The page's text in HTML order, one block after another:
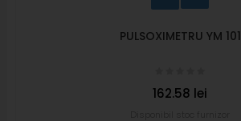
PULSOXIMETRU YM 101
162.58 lei